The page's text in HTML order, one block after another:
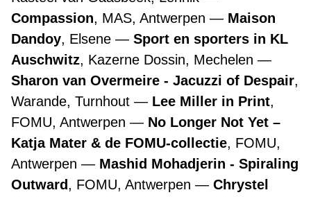
Compassion, MAS, Antwerpen
Maison
Dandoy, Elsene
Sport en sporters in KL
Auschwitz, Kazerne Dossin, Mechelen
Sharon van Overmeire - Jacuzzi of Despair,
Warande, Turnhout
Lee Miller in Print,
FOMU, Antwerpen
No Longer Not Yet –
Katja Mater & de FOMU-collectie, FOMU,
Antwerpen
Mashid Mohadjerin - Spiraling
Outward, FOMU, Antwerpen
Chrystel